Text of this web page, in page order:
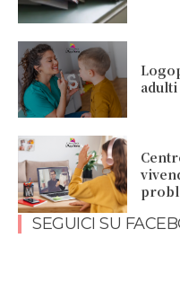
SEGUICI SU